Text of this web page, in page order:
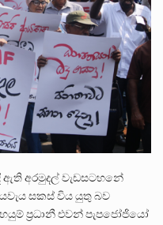
ලාල් කාන්ත ඇමතිවරයා අධිකරණ විනිශ්චයකාරවරුන්ගේ විශ්‍රාම යෑමේ වයස සම්බන්ධයෙන් නිහඬව සිටින ලෙස තමාට දැනුම් දුන්…
2011 වසරේදී දේශපාලන හා මානව හිමිකම් ක්‍රියාකාරීන් වන ලලිත්කුමාර් වීරරාජ් සහ කුගන් මුරුගානන්දන් යාපනයේදී අතුරුදන්…
ගොවියන්ගේ ප්‍රශ්න, ධීවරයන්ගේ ප්‍රශ්න, සෞඛය ප්‍රශ්න, වැටු ප්‍ර්ශ්න, රැකියා විරහිත ප්‍රශ්න මේ සියලු ප්‍රශ්නවලට තනි…
ඇති අරමුදල් වැඩසටහනේ
සකස් විය යුතු බව
ප්‍රධානී එවන් පැපජෝජියෝ